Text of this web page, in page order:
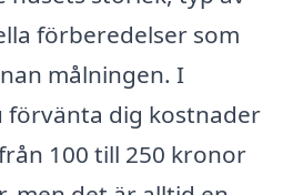
förberedelser som
målningen. I
förvänta dig kostnader
100 till 250 kronor